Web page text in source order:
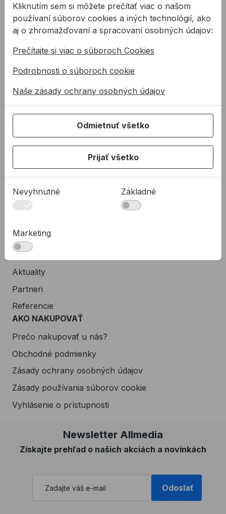
Kotviaca a pripevňovacia technika
Tmely a lepidla
PODPORA
Služby
Na stiahnutie
Rady a tipy
Spoločnosť
Zákaznícka podpora
Servis náradia
Kto sme
35 rokov ALLMEDIA
Aktuality
Partneri
Referencie
AKO NAKUPOVAŤ
Prečo nakupovať u nás?
Obchodné podmienky
Zásady ochrany osobných údajov
Zásady používania súborov cookie
Vyhlásenie o prístupnosti
Newsletter Allmedia
Získajte prehľad o našich akciách a novinkách
Odoslať
Kliknutím sem si môžete prečítať viac o našom
používaní súborov cookies a iných technológií, ako
aj o zhromažďovaní a spracovaní osobných údajov:
Prečítajte si viac o súboroch Cookies
Podrobnosti o súboroch cookie
Naše zásady ochrany osobných údajov
Odmietnuť všetko
Prijať všetko
Nevyhnutné Základné
Marketing